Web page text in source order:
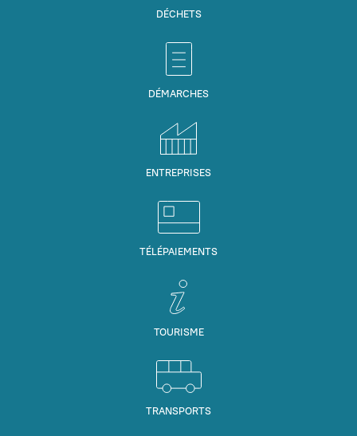
DÉCHETS
DÉMARCHES
ENTREPRISES
TÉLÉPAIEMENTS
TOURISME
TRANSPORTS